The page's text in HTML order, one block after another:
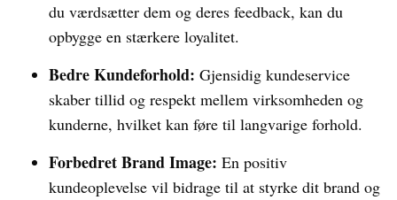
du værdsætter dem og deres feedback, kan du
opbygge en stærkere loyalitet.
Bedre Kundeforhold: Gjensidig kundeservice
skaber tillid og respekt mellem virksomheden og
kunderne, hvilket kan føre til langvarige forhold.
Forbedret Brand Image: En positiv
kundeoplevelse vil bidrage til at styrke dit brand og